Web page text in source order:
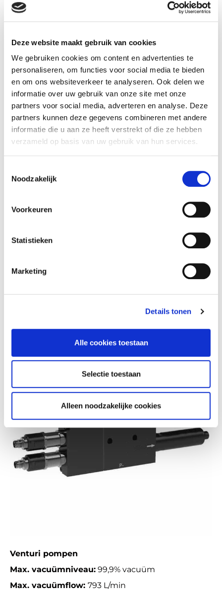
Deze website maakt gebruik van cookies
We gebruiken cookies om content en advertenties te
personaliseren, om functies voor social media te bieden
en om ons websiteverkeer te analyseren. Ook delen we
informatie over uw gebruik van onze site met onze
partners voor social media, adverteren en analyse. Deze
partners kunnen deze gegevens combineren met andere
informatie die u aan ze heeft verstrekt of die ze hebben
verzameld op basis van uw gebruik van hun services.
Noodzakelijk
Voorkeuren
Statistieken
Marketing
Details tonen
Alle cookies toestaan
Selectie toestaan
Alleen noodzakelijke cookies
Vacuüm pomp
Max. vacuümniveau: 90% vacuüm
Max. luchtverbruik:
Features:Compacte inbouw
Venturi pompen
Max. vacuümniveau: 99,9% vacuüm
Max. vacuümflow: 793 L/min